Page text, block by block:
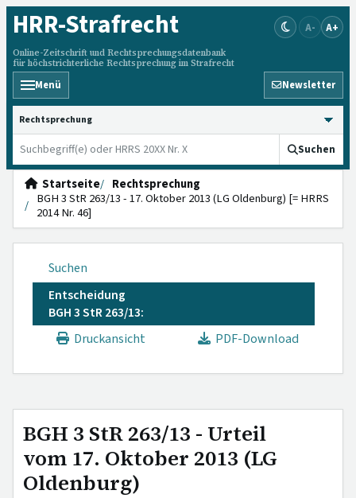
HRR-Strafrecht
Online-Zeitschrift und Rechtsprechungsdatenbank
für höchstrichterliche Rechtsprechung im Strafrecht
A- A+
Menü Newsletter
HRRS durchsuchen
Suchen
Startseite
Rechtsprechung
BGH 3 StR 263/13 - 17. Oktober 2013 (LG Oldenburg) [= HRRS
2014 Nr. 46]
Suchen
Entscheidung
BGH 3 StR 263/13:
Druckansicht
PDF-Download
BGH 3 StR 263/13 - Urteil
vom 17. Oktober 2013 (LG
Oldenburg)